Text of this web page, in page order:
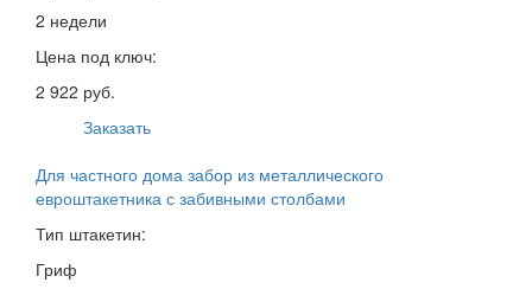
2 недели
Цена под ключ:
2 922 руб.
Заказать
Для частного дома забор из металлического
евроштакетника с забивными столбами
Тип штакетин:
Гриф